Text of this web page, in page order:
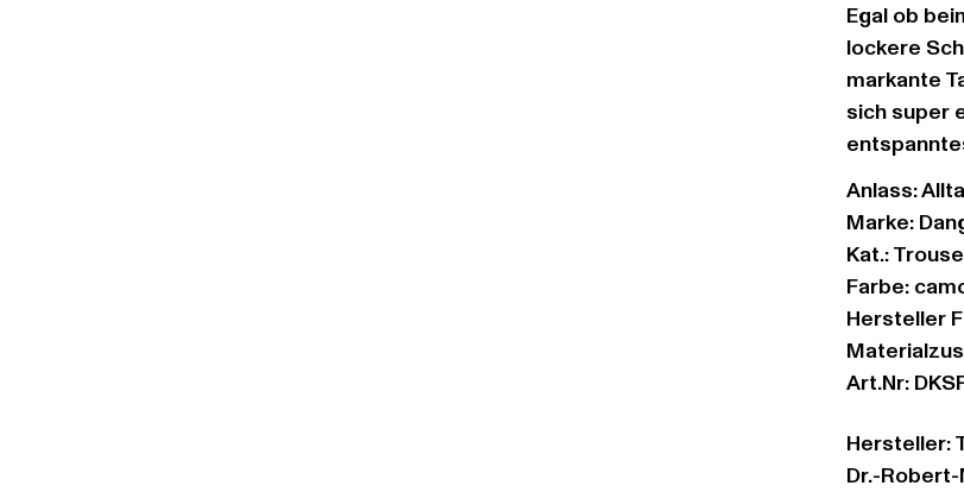
Egal ob
lockere
markante
sich super
Anlass:
Marke:
Kat.:
Farbe:
Hersteller
Art.Nr:
Hersteller:
Dr.-